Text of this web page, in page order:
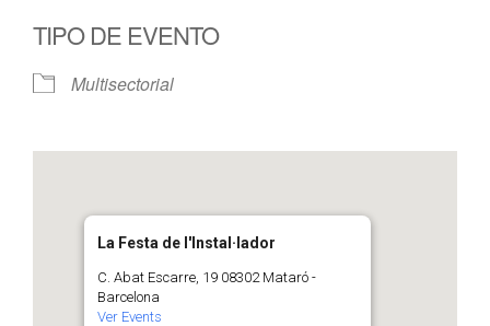
TIPO DE EVENTO
Multisectorial
La Festa de l'Instal·lador
C. Abat Escarre, 19 08302 Mataró -
Barcelona
Ver Events